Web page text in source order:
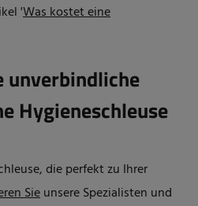
'Was kostet eine
unverbindliche
Hygieneschleuse
die perfekt zu Ihrer
Sieunsere Spezialisten und